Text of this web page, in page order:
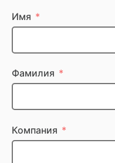
Имя
Фамилия
Компания